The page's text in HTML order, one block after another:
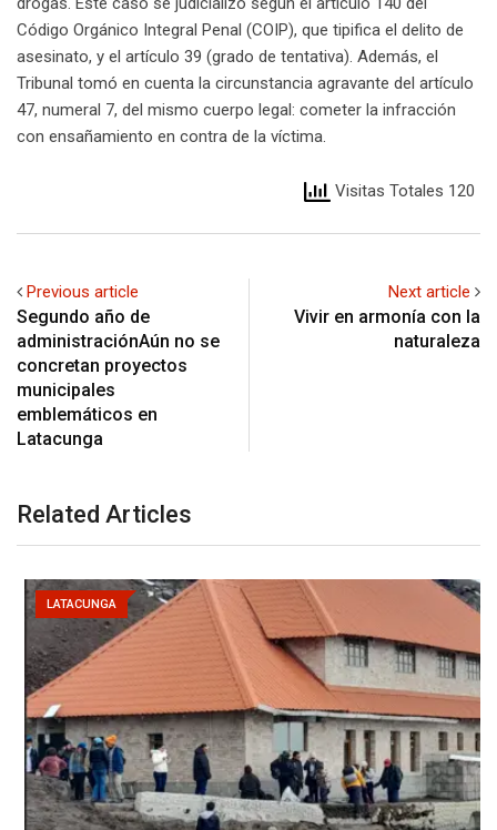
Código Orgánico Integral Penal (COIP), que tipifica el delito de
asesinato, y el artículo 39 (grado de tentativa). Además, el
Tribunal tomó en cuenta la circunstancia agravante del artículo
47, numeral 7, del mismo cuerpo legal: cometer la infracción
con ensañamiento en contra de la víctima.
Visitas Totales 120
Previous article
Segundo año de
administraciónAún no se
concretan proyectos
municipales
emblemáticos en
Latacunga
Next article
Vivir en armonía con la
naturaleza
Related Articles
LATACUNGA